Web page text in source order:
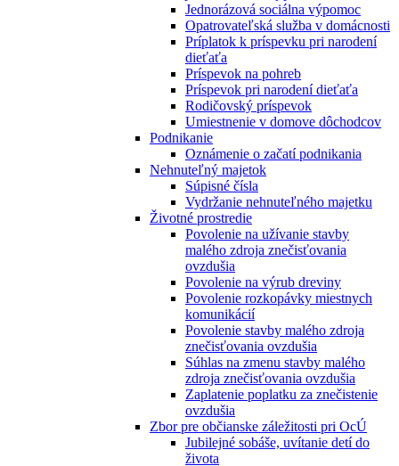
Jednorázová sociálna výpomoc
Opatrovateľská služba v domácnosti
Príplatok k príspevku pri narodení
dieťaťa
Príspevok na pohreb
Príspevok pri narodení dieťaťa
Rodičovský príspevok
Umiestnenie v domove dôchodcov
Podnikanie
Oznámenie o začatí podnikania
Nehnuteľný majetok
Súpisné čísla
Vydržanie nehnuteľného majetku
Životné prostredie
Povolenie na užívanie stavby
malého zdroja znečisťovania
ovzdušia
Povolenie na výrub dreviny
Povolenie rozkopávky miestnych
komunikácií
Povolenie stavby malého zdroja
znečisťovania ovzdušia
Súhlas na zmenu stavby malého
zdroja znečisťovania ovzdušia
Zaplatenie poplatku za znečistenie
ovzdušia
Zbor pre občianske záležitosti pri OcÚ
Jubilejné sobáše, uvítanie detí do
života